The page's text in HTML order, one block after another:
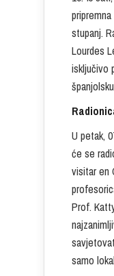
stupanj.
Lourdes
isključivo
U petak,
će se
visitar en
Prof.
samo